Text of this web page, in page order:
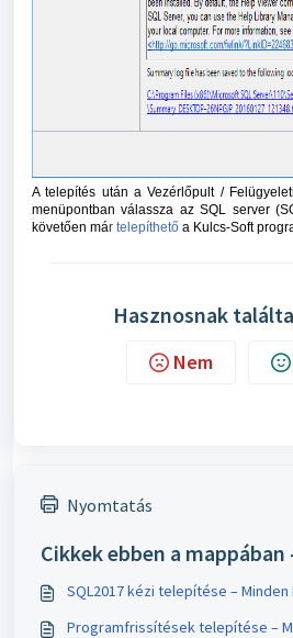
A telepítés után a Vezérlőpult /
menüpontban válassza az SQL server
követően már telepíthető a Kulcs-Soft
Hasznosnak
Nem
Nyomtatás
Cikkek ebben a mappában
SQL2017 kézi telepítése –
Programfrissítések telepítése –